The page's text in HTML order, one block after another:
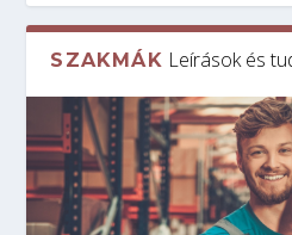
SZAKMÁK Leírások és